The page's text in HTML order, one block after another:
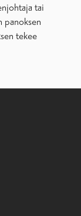
tai
panoksen
tekee